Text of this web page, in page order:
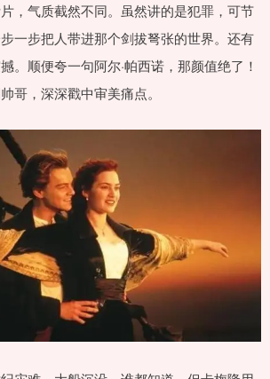
，气质截然不同。虽然讲的是犯罪，可节
一步把人带进那个剑拔弩张的世界。还有
。顺便夸一句阿尔·帕西诺，那颜值绝了！
哥，深深戳中审美痛点。